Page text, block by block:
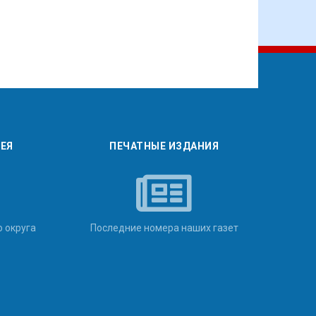
ПЕЧАТНЫЕ ИЗДАНИЯ
Последние номера наших газет